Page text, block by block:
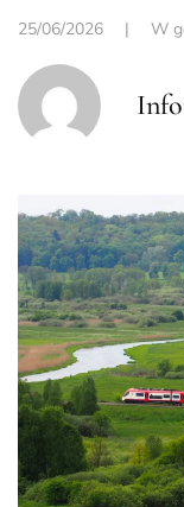
25/06/2026 | W